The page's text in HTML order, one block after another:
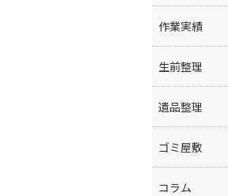
作業実績
生前整理
遺品整理
ゴミ屋敷
コラム